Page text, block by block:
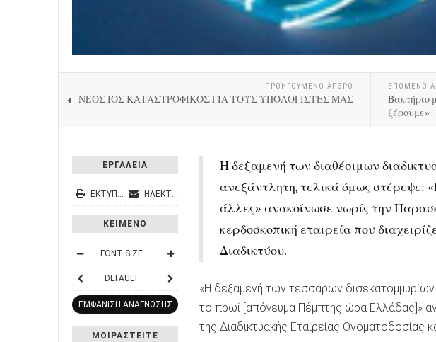
ΠΡΟΗΓΟΎΜΕΝΟ ΑΡΘΡΟ
ΝΕΟΣ ΙΟΣ ΚΑΤΑΣΤΡΟΦΙΚΟΣ ΓΙΑ ΤΟΥΣ ΥΠΟΛΟΓΙΣΤΕΣ ΜΑΣ
ΕΠΟΜΕΝΟ
Βακτήριο
ξέρουμε»
ΕΡΓΑΛΕΙΑ
ΕΚΤΎΠΩΣΗ ΗΛΕΚΤΡΟΝΙΚΌ ΤΑΧΥΔΡΟΜΕΊΟ
ΚΕΙΜΕΝΟ
FONT SIZE
DEFAULT
ΕΜΦΑΝΙΣΗ ΑΝΑΓΝΩΣΗΣ
ΜΟΙΡΑΣΤΕΙΤΕ
Η δεξαμενή των διαθέσιμων
ανεξάντλητη, τελικά όμως στέρεψε:
άλλες» ανακοίνωσε νωρίς την
κερδοσκοπική εταιρεία που
Διαδικτύου.
«Η δεξαμενή των τεσσάρων
το πρωί [απόγευμα Πέμπτης ώρα Ελλάδας]»
της Διαδικτυακής Εταιρείας Ονοματοδοσίας